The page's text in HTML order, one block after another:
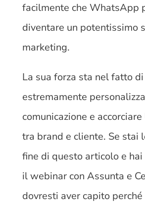
facilmente che WhatsApp
diventare un potentissimo
marketing.
La sua forza sta nel fatto
estremamente
comunicazione e
tra brand e cliente. Se stai
fine di questo articolo e hai
il webinar con Assunta e
dovresti aver capito